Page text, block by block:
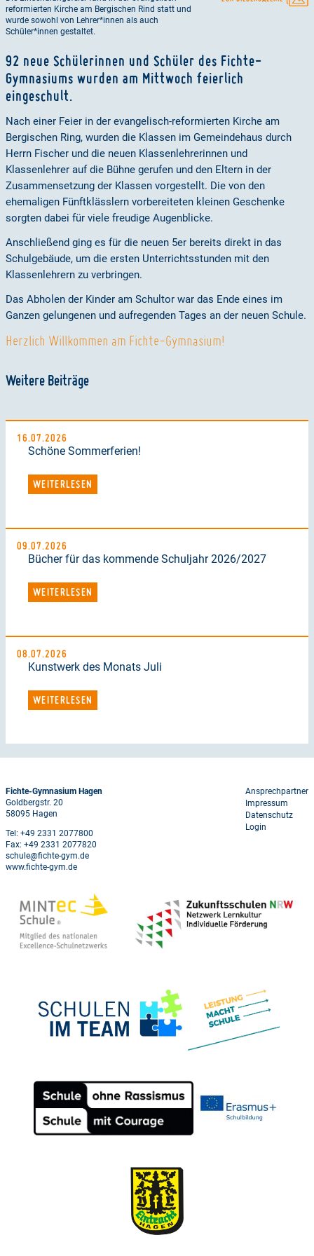
reformierten Kirche am Bergischen Rind statt und
wurde sowohl von Lehrer*innen als auch
Schüler*innen gestaltet.
92 neue Schülerinnen und Schüler des Fichte-
Gymnasiums wurden am Mittwoch feierlich
eingeschult.
Nach einer Feier in der evangelisch-reformierten Kirche am
Bergischen Ring, wurden die Klassen im Gemeindehaus durch
Herrn Fischer und die neuen Klassenlehrerinnen und
Klassenlehrer auf die Bühne gerufen und den Eltern in der
Zusammensetzung der Klassen vorgestellt. Die von den
ehemaligen Fünftklässlern vorbereiteten kleinen Geschenke
sorgten dabei für viele freudige Augenblicke.
Anschließend ging es für die neuen 5er bereits direkt in das
Schulgebäude, um die ersten Unterrichtsstunden mit den
Klassenlehrern zu verbringen.
Das Abholen der Kinder am Schultor war das Ende eines im
Ganzen gelungenen und aufregenden Tages an der neuen Schule.
Herzlich Willkommen am Fichte-Gymnasium!
Weitere Beiträge
16.07.2026
Schöne Sommerferien!
WEITERLESEN
09.07.2026
Bücher für das kommende Schuljahr 2026/2027
WEITERLESEN
08.07.2026
Kunstwerk des Monats Juli
WEITERLESEN
Fichte-Gymnasium Hagen
Goldbergstr. 20
58095 Hagen
Tel: +49 2331 2077800
Fax: +49 2331 2077820
schule@fichte-gym.de
www.fichte-gym.de
Footer
menu
Ansprechpartner
Impressum
Datenschutz
Login